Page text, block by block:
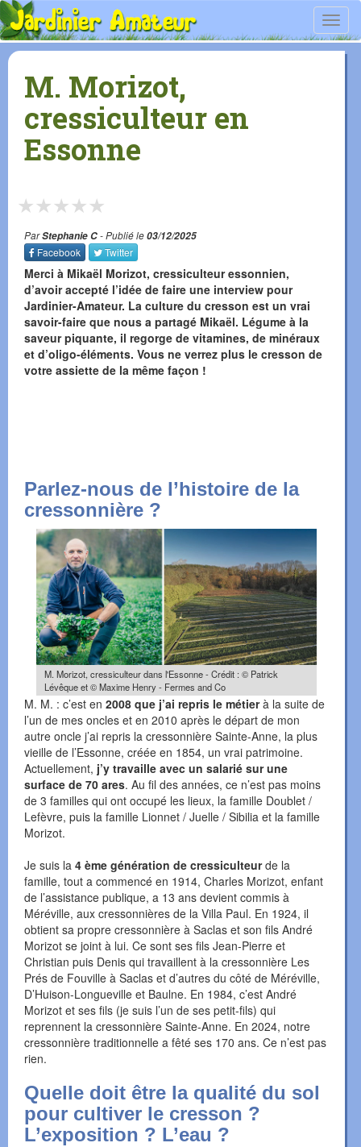
M. Morizot,
cressiculteur en
Essonne
★
★
★
★
★
ParStephanie C- Publié le03/12/2025
Facebook
Twitter
Merci à Mikaël Morizot, cressiculteur essonnien,
d’avoir accepté l’idée de faire une interview pour
Jardinier-Amateur. La culture du cresson est un vrai
savoir-faire que nous a partagé Mikaël. Légume à la
saveur piquante, il regorge de vitamines, de minéraux
et d’oligo-éléments. Vous ne verrez plus le cresson de
votre assiette de la même façon !
Parlez-nous de l’histoire de la
cressonnière ?
M. Morizot, cressiculteur dans l'Essonne - Crédit : © Patrick
Lévêque et © Maxime Henry - Fermes and Co
M. M. : c’est en 2008 que j’ai repris le métierà la suite de
l’un de mes oncles et en 2010 après le départ de mon
autre oncle j’ai repris la cressonnière Sainte-Anne, la plus
vieille de l’Essonne, créée en 1854, un vrai patrimoine.
Actuellement, j’y travaille avec un salarié sur une
surface de 70 ares. Au fil des années, ce n’est pas moins
de 3 familles qui ont occupé les lieux, la famille Doublet /
Lefèvre, puis la famille Lionnet / Juelle / Sibilia et la famille
Morizot.
Je suis la 4 ème génération de cressiculteurde la
famille, tout a commencé en 1914, Charles Morizot, enfant
de l’assistance publique, a 13 ans devient commis à
Méréville, aux cressonnières de la Villa Paul. En 1924, il
obtient sa propre cressonnière à Saclas et son fils André
Morizot se joint à lui. Ce sont ses fils Jean-Pierre et
Christian puis Denis qui travaillent à la cressonnière Les
Prés de Fouville à Saclas et d’autres du côté de Méréville,
D’Huison-Longueville et Baulne. En 1984, c’est André
Morizot et ses fils (je suis l’un de ses petit-fils) qui
reprennent la cressonnière Sainte-Anne. En 2024, notre
cressonnière traditionnelle a fêté ses 170 ans. Ce n’est pas
rien.
Quelle doit être la qualité du sol
pour cultiver le cresson ?
L’exposition ? L’eau ?